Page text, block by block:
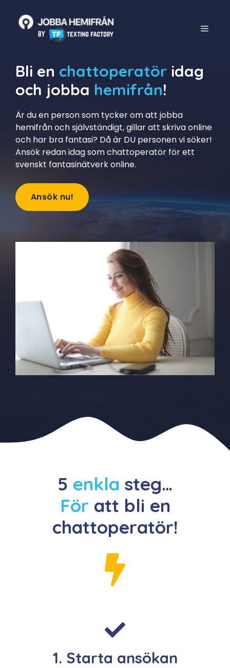
content
Bli en chattoperatör idag
och jobba hemifrån!
Är du en person som tycker om att jobba
hemifrån och självständigt, gillar att skriva online
och har bra fantasi? Då är DU personen vi söker!
Ansök redan idag som chattoperatör för ett
svenskt fantasinätverk online.
Ansök nu!
5 enkla steg…
För att bli en
chattoperatör!
1. Starta ansökan